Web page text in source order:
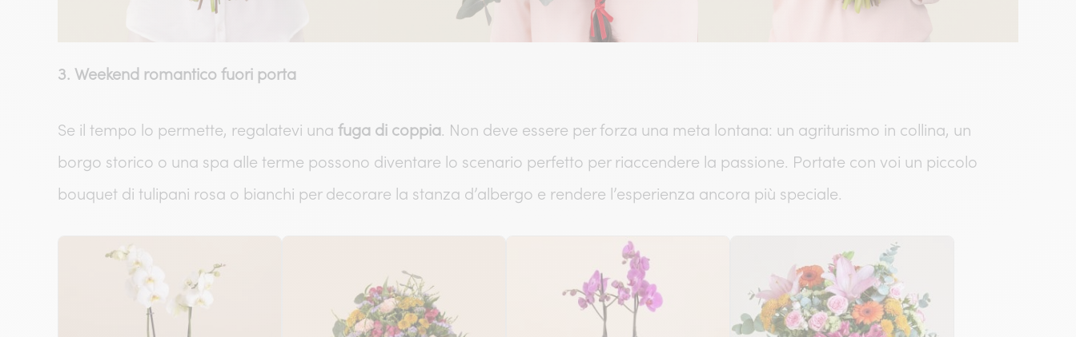
3. Weekend romantico fuori porta
Se il tempo lo permette, regalatevi una fuga di coppia. Non deve essere per forza una meta lontana: un agriturismo in collina, un
borgo storico o una spa alle terme possono diventare lo scenario perfetto per riaccendere la passione. Portate con voi un piccolo
bouquet di tulipani rosa o bianchi per decorare la stanza d’albergo e rendere l’esperienza ancora più speciale.